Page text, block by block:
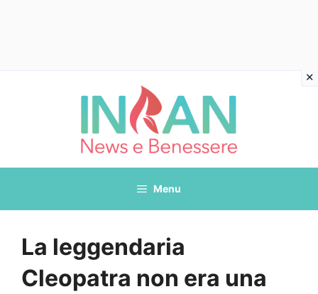
Menu
La leggendaria
Cleopatra non era una